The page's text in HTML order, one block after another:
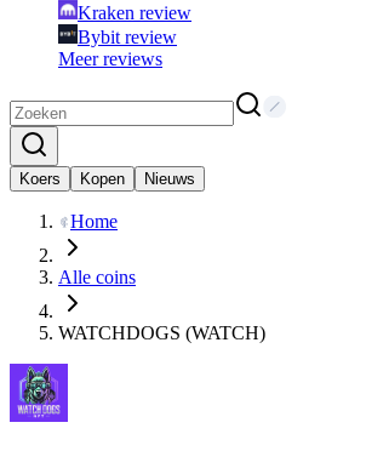
Kraken review
Bybit review
Meer reviews
Koers Kopen Nieuws
Home
Alle coins
WATCHDOGS (WATCH)